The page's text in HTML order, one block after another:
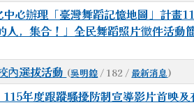
心辦理「臺灣舞蹈記憶地圖」計畫
，集合！」全民舞蹈照片徵件活動
內選拔活動 (吳明鍠 / 182 / 最新消息)
年度跟蹤騷擾防制宣導影片首映及